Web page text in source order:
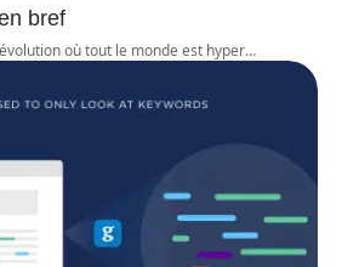
bref
où tout le monde est hyper…